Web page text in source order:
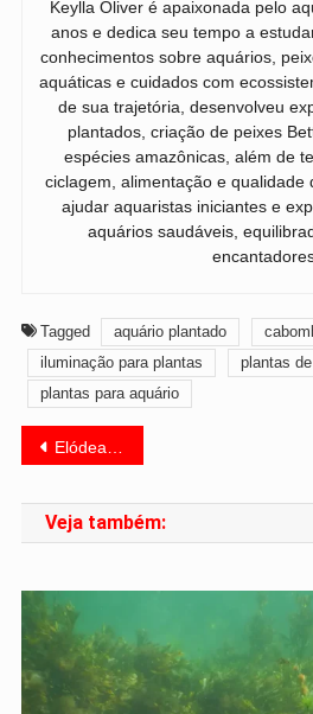
Keylla Oliver é apaixonada pelo
anos e dedica seu tempo a
conhecimentos sobre aquários,
aquáticas e cuidados com
de sua trajetória, desenvolveu
plantados, criação de peixes
espécies amazônicas, além de
ciclagem, alimentação e qualidade
ajudar aquaristas iniciantes e
aquários saudáveis,
Tagged aquário plantado
iluminação para plantas
plantas
plantas para aquário
Navegação
de
Post
Elódea: a planta aquática mais fácil de cultivar no aquário
Veja também: